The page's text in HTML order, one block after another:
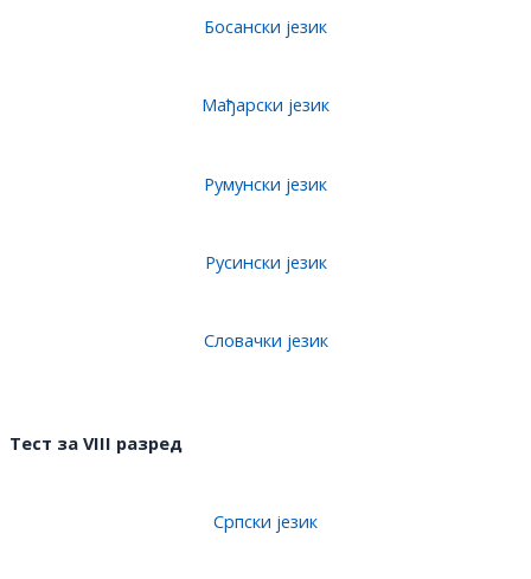
Босански језик
Мађарски језик
Румунски језик
Русински језик
Словачки језик
Тест за VIII разред
Српски језик